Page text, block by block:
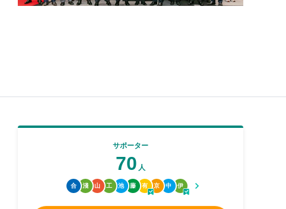
サポーター
70 人
合 淺 山 工 池 藤 有 京 中 伊